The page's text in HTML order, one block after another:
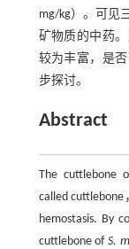
mg/kg）。可见
矿物质的中药
较为丰富，是
步探讨。
Abstract
The cuttlebone
called cuttlebone
hemostasis. By
cuttlebone ofS.